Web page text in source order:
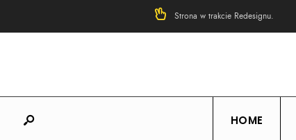
Strona w trakcie Redesignu.
HOME